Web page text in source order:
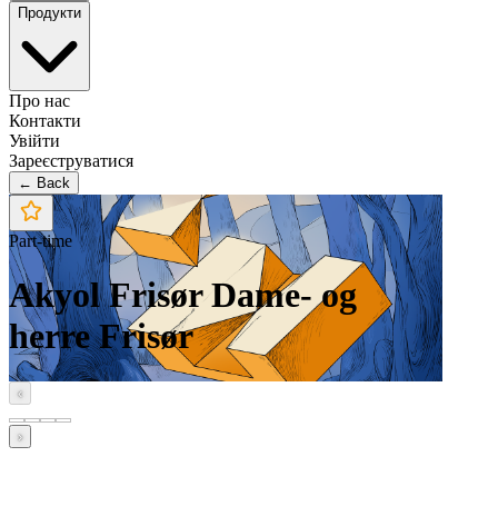
Продукти
Про нас
Контакти
Увійти
Зареєструватися
← Back
Part-time
Akyol Frisør Dame- og
herre Frisør
‹
›